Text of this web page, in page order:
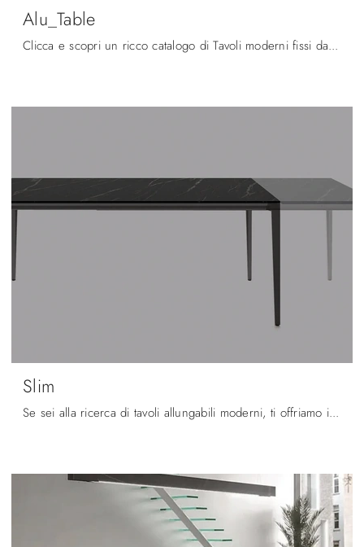
Alu_Table
Clicca e scopri un ricco catalogo di Tavoli moderni fissi da pranzo! Il modello Alu_Table di Arrital ti aspetta.
Slim
Se sei alla ricerca di tavoli allungabili moderni, ti offriamo il modello da cucina in gres Slim della firma Arrital.